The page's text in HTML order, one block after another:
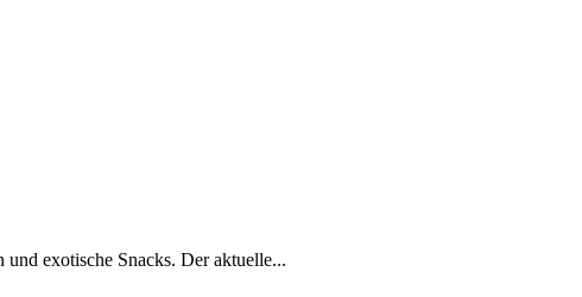
exotische Snacks. Der aktuelle...